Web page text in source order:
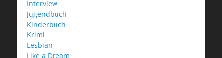
Interview
Jugendbuch
Kinderbuch
Krimi
Lesbian
Like a Dream